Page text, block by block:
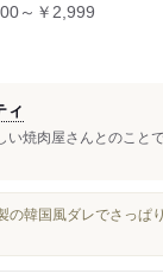
～￥2,999
ィ
焼肉屋さんとのこと
の韓国風ダレでさっぱ